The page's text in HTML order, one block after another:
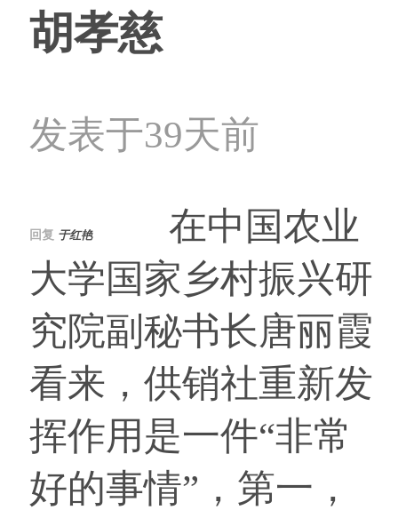
胡孝慈
发表于39天前
回复 于红艳在中国农业
大学国家乡村振兴研
究院副秘书长唐丽霞
看来，供销社重新发
挥作用是一件“非常
好的事情”，第一，